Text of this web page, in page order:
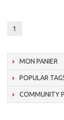
1
MON PANIER
POPULAR
COMMUNITY